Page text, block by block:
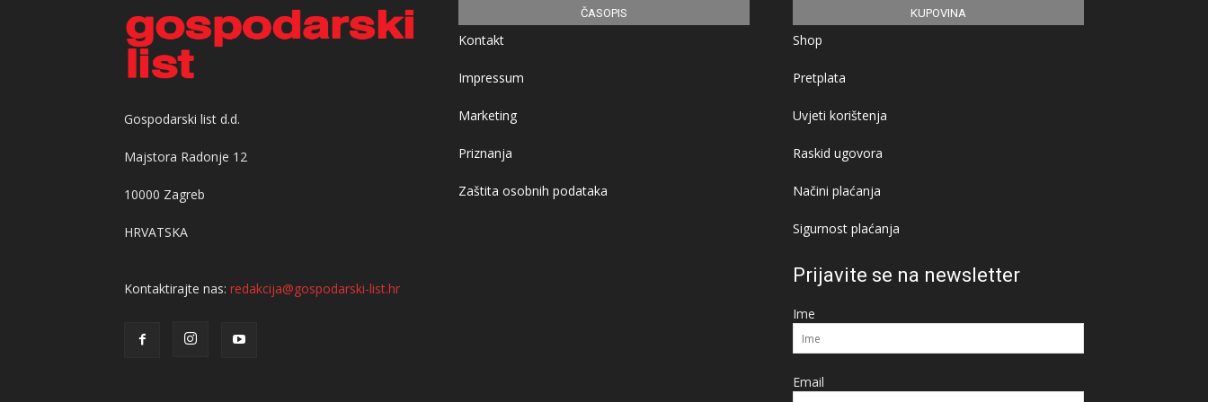
Gospodarski list d.d.
Majstora Radonje 12
10000 Zagreb
HRVATSKA
Kontaktirajte nas: redakcija@gospodarski-list.hr
ČASOPIS
Kontakt
Impressum
Marketing
Priznanja
Zaštita osobnih podataka
KUPOVINA
Shop
Pretplata
Uvjeti korištenja
Raskid ugovora
Načini plaćanja
Sigurnost plaćanja
Prijavite se na newsletter
Ime
Email